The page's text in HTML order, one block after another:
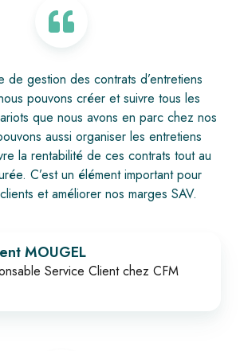
de gestion des contrats d’entretiens
pouvons créer et suivre tous les
que nous avons en parc chez nos
aussi organiser les entretiens
la rentabilité de ces contrats tout au
C’est un élément important pour
et améliorer nos marges SAV.
MOUGEL
Service Client chez CFM